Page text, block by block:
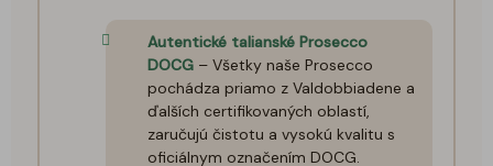
Autentické talianské Prosecco
DOCG– Všetky naše Prosecco
pochádza priamo z Valdobbiadene a
ďalších certifikovaných oblastí,
zaručujú čistotu a vysokú kvalitu s
oficiálnym označením DOCG.